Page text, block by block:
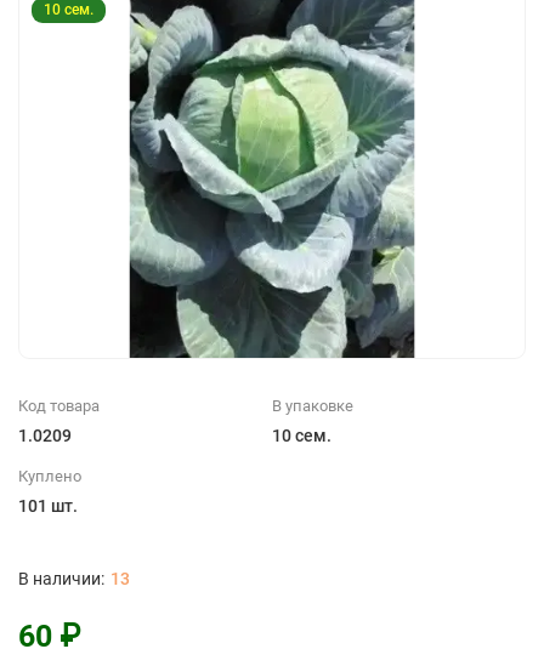
10 сем.
Код товара
1.0209
В упаковке
10 сем.
Куплено
101 шт.
13
60 ₽